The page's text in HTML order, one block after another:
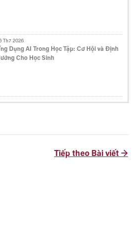
Th7 2026
Dụng AI Trong Học Tập: Cơ Hội và Định
Cho Học Sinh
Tiếp theo Bài viết →